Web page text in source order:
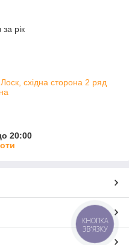
рік
східна сторона 2 ряд
20:00
КНОПКА
ЗВ'ЯЗКУ